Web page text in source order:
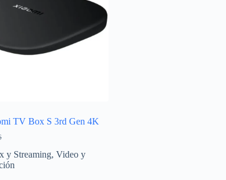
TV Box S 3rd Gen 4K
y Streaming, Video y